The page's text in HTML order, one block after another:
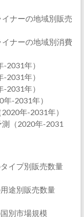
ナーの地域別販売
ナーの地域別消費
2031年）
2031年）
2031年）
-2031年）
年-2031年）
（2020年-2031
イプ別販売数量
途別販売数量
別市場規模